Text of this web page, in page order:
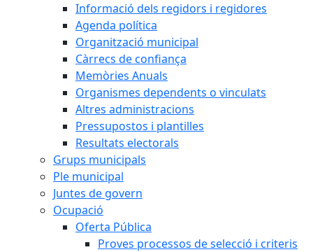
Informació dels regidors i regidores
Agenda política
Organització municipal
Càrrecs de confiança
Memòries Anuals
Organismes dependents o vinculats
Altres administracions
Pressupostos i plantilles
Resultats electorals
Grups municipals
Ple municipal
Juntes de govern
Ocupació
Oferta Pública
Proves processos de selecció i criteris